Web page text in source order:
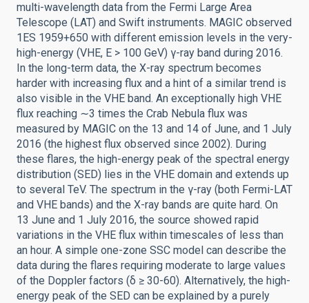
multi-wavelength data from the Fermi Large Area
Telescope (LAT) and Swift instruments. MAGIC observed
1ES 1959+650 with different emission levels in the very-
high-energy (VHE, E > 100 GeV) γ-ray band during 2016.
In the long-term data, the X-ray spectrum becomes
harder with increasing flux and a hint of a similar trend is
also visible in the VHE band. An exceptionally high VHE
flux reaching ∼3 times the Crab Nebula flux was
measured by MAGIC on the 13 and 14 of June, and 1 July
2016 (the highest flux observed since 2002). During
these flares, the high-energy peak of the spectral energy
distribution (SED) lies in the VHE domain and extends up
to several TeV. The spectrum in the γ-ray (both Fermi-LAT
and VHE bands) and the X-ray bands are quite hard. On
13 June and 1 July 2016, the source showed rapid
variations in the VHE flux within timescales of less than
an hour. A simple one-zone SSC model can describe the
data during the flares requiring moderate to large values
of the Doppler factors (δ ≥ 30-60). Alternatively, the high-
energy peak of the SED can be explained by a purely